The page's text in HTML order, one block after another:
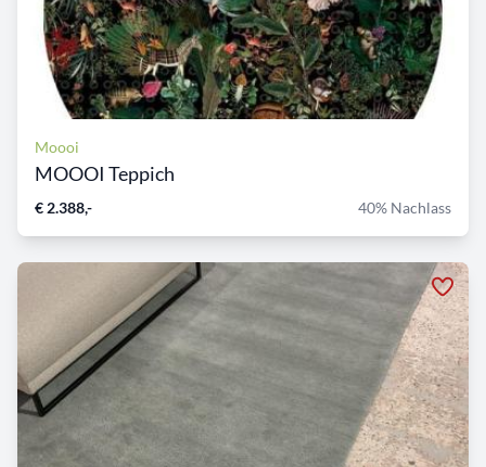
Moooi
MOOOI Teppich
€ 2.388,- 40% Nachlass